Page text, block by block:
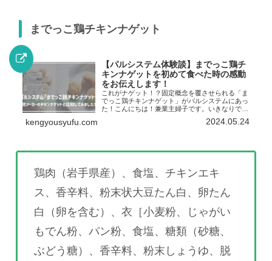
までっこ鶏チキンナゲット
【パルシステム体験談】までっこ鶏チ
キンナゲットを初めて食べた時の感動
をお伝えします！
これがナゲット！？固定概念を覆させられる「ま
でっこ鶏チキンナゲット」がパルシステムにあっ
た！こんにちは！兼業主婦子です。いきなりです
「までっこ鶏」を 簡単に言えば、すごい育ち方
kengyousyufu.com 2024.05.24
鶏肉（岩手県産）、食塩、チキンエキ
ス、香辛料、粉末状大豆たん白、卵たん
白（卵を含む）、衣［小麦粉、じゃがい
もでん粉、パン粉、食塩、糖類（砂糖、
ぶどう糖）、香辛料、粉末しょうゆ、脱